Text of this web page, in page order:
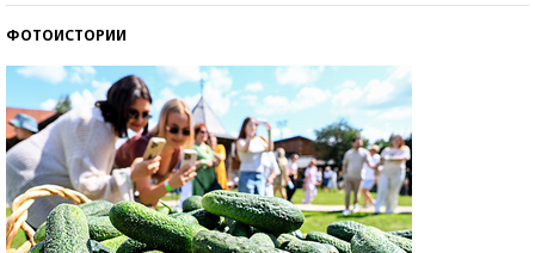
ФОТОИСТОРИИ